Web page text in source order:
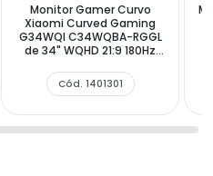
Monitor Gamer Curvo
Xiaomi Curved Gaming
G34WQI C34WQBA-RGGL
de 34" WQHD 21:9 180Hz
Cód. 1401301